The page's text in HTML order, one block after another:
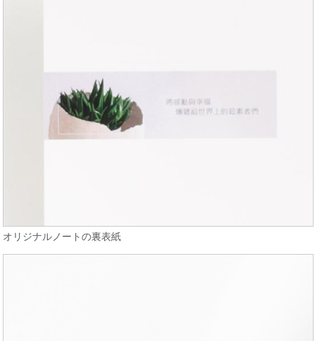
オリジナルノートの裏表紙